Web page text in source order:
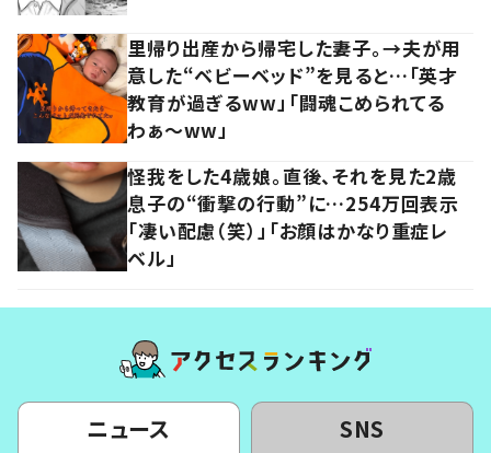
里帰り出産から帰宅した妻子。→夫が用
意した“ベビーベッド”を見ると…「英才
教育が過ぎるww」「闘魂こめられてる
わぁ～ww」
怪我をした4歳娘。直後、それを見た2歳
息子の“衝撃の行動”に…254万回表示
「凄い配慮（笑）」「お顔はかなり重症レ
ベル」
ニュース SNS